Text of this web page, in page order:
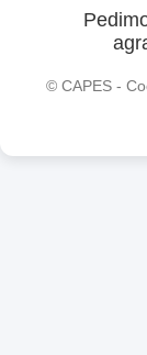
© CAPES -